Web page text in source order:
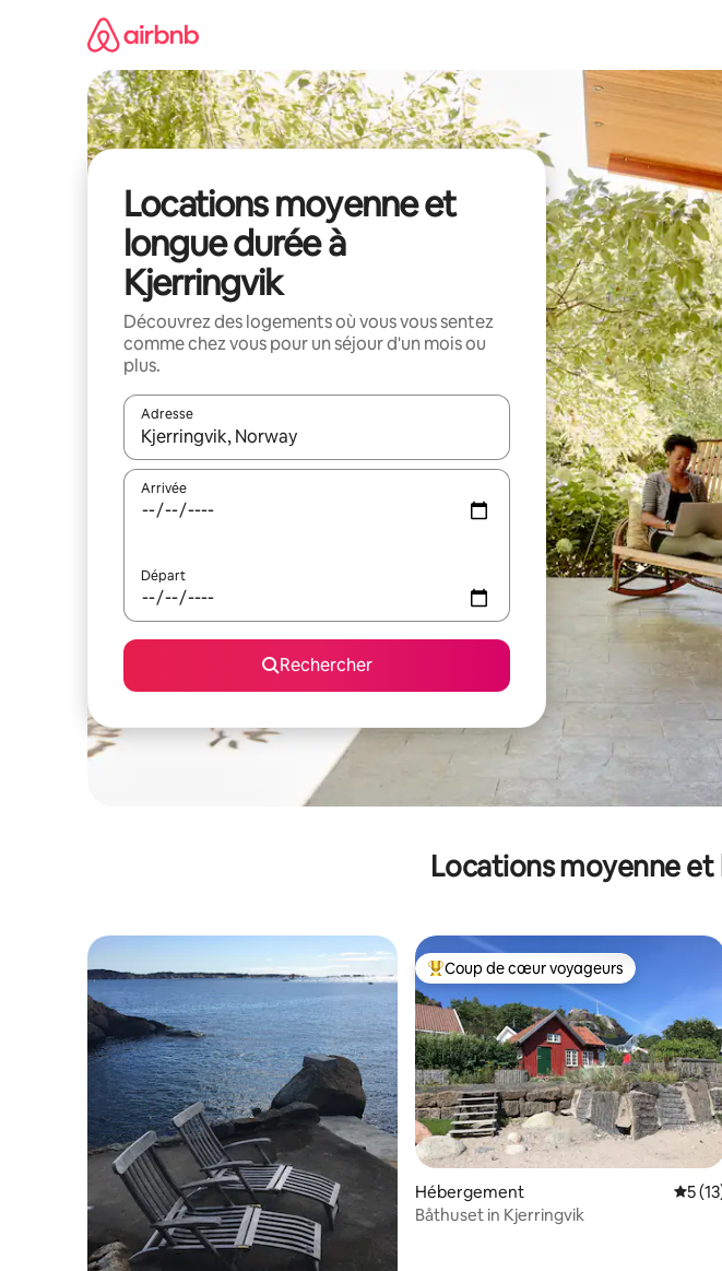
Locations moyenne et
longue durée à
Kjerringvik
Découvrez des logements où vous vous sentez
comme chez vous pour un séjour d'un mois ou
plus.
Adresse
Lorsque les résultats s'affichent, utilisez les flèches vers le haut et vers le bas pour
Arrivée
Départ
Rechercher
Locations moyenne
Coups de cœur voyageurs les plus
Coup de cœur voyageurs
Hébergement
5
Båthuset in Kjerringvik